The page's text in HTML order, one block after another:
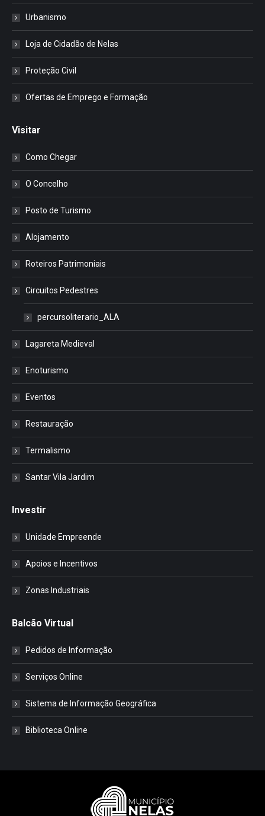
Urbanismo
Loja de Cidadão de Nelas
Proteção Civil
Ofertas de Emprego e Formação
Visitar
Como Chegar
O Concelho
Posto de Turismo
Alojamento
Roteiros Patrimoniais
Circuitos Pedestres
percursoliterario_ALA
Lagareta Medieval
Enoturismo
Eventos
Restauração
Termalismo
Santar Vila Jardim
Investir
Unidade Empreende
Apoios e Incentivos
Zonas Industriais
Balcão Virtual
Pedidos de Informação
Serviços Online
Sistema de Informação Geográfica
Biblioteca Online